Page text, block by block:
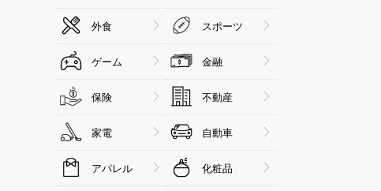
外食 スポーツ
ゲーム 金融
保険 不動産
家電 自動車
アパレル 化粧品